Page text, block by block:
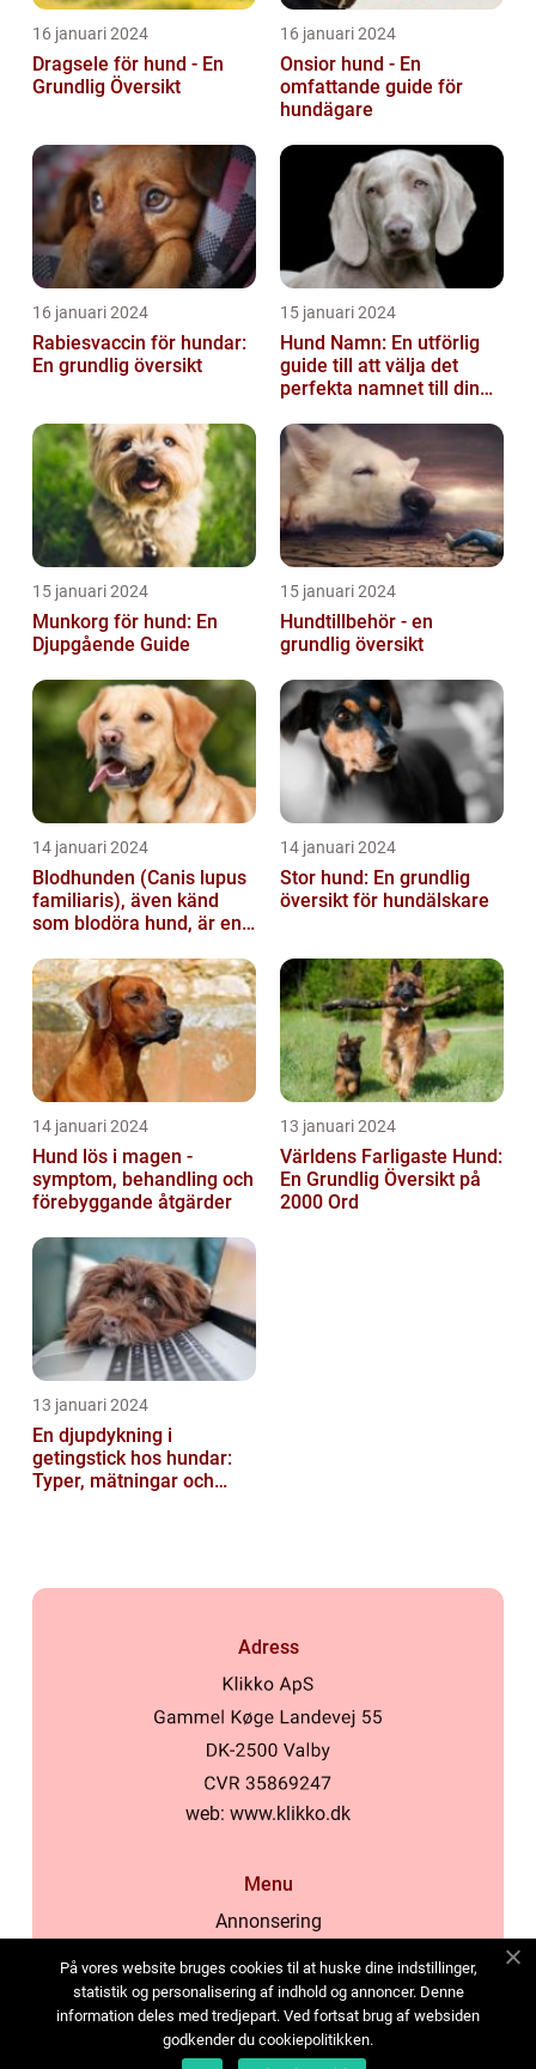
16 januari 2024
Dragsele för hund - En
Grundlig Översikt
16 januari 2024
Onsior hund - En
omfattande guide för
hundägare
16 januari 2024
Rabiesvaccin för hundar:
En grundlig översikt
15 januari 2024
Hund Namn: En utförlig
guide till att välja det
perfekta namnet till din
15 januari 2024
Munkorg för hund: En
Djupgående Guide
15 januari 2024
Hundtillbehör - en
grundlig översikt
14 januari 2024
Blodhunden (Canis lupus
familiaris), även känd
som blodöra hund, är en
kara...
14 januari 2024
Stor hund: En grundlig
översikt för hundälskare
14 januari 2024
Hund lös i magen -
symptom, behandling och
förebyggande åtgärder
13 januari 2024
Världens Farligaste Hund:
En Grundlig Översikt på
2000 Ord
13 januari 2024
En djupdykning i
getingstick hos hundar:
Typer, mätningar och
Adress
web: www.klikko.dk
Menu
Annonsering
Cookies
Kontakta oss
Sitemap
På vores website bruges cookies til at huske dine indstillinger,
statistik og personalisering af indhold og annoncer. Denne
information deles med tredjepart. Ved fortsat brug af websiden
godkender du cookiepolitikken.